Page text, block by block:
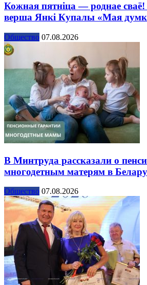
Кожная пятніца — роднае
верша Янкі Купалы «Мая
Общество 07.08.2026
В Минтруда рассказали о
многодетным матерям в
Общество 07.08.2026